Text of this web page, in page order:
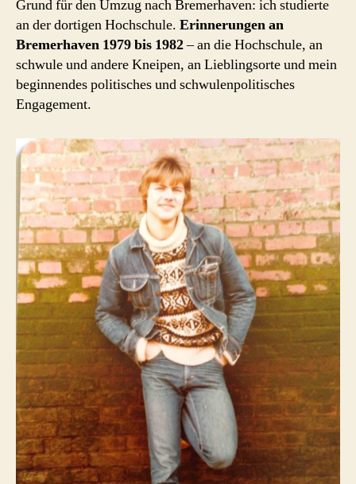
Grund für den Umzug nach Bremerhaven: ich studierte
an der dortigen Hochschule. Erinnerungen an
Bremerhaven 1979 bis 1982– an die Hochschule, an
schwule und andere Kneipen, an Lieblingsorte und mein
beginnendes politisches und schwulenpolitisches
Engagement.